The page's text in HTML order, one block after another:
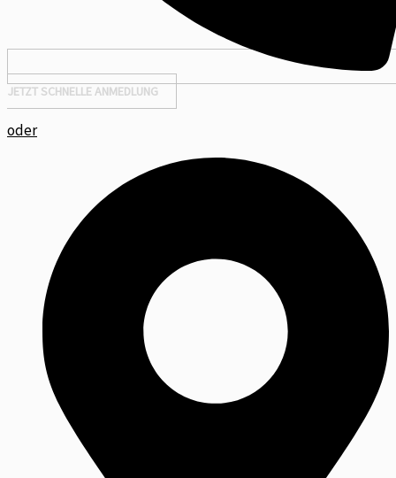
JETZT SCHNELLE ANMEDLUNG
oder